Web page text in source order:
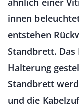
innen
entstehen
Standbrett.
Halterung
Standbrett
und die